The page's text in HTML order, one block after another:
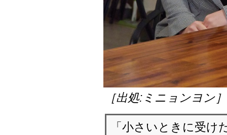
［出処:ミニョンヨン］
「小さいときに受け